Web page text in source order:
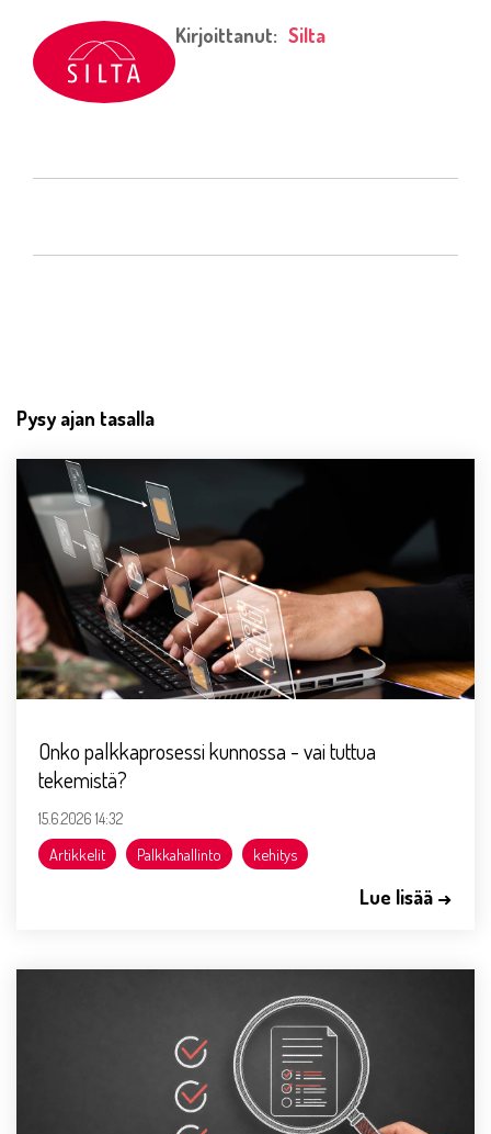
Kirjoittanut: Silta
Pysy ajan tasalla
Onko palkkaprosessi kunnossa - vai tuttua
tekemistä?
15.6.2026 14:32
Artikkelit Palkkahallinto kehitys
Lue lisää →